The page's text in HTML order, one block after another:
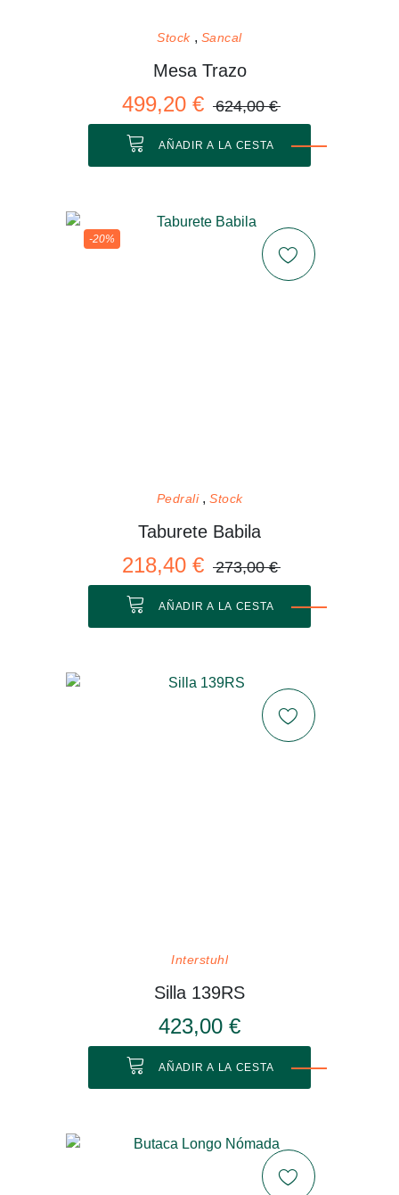
Stock Sancal
Mesa Trazo
499,20 € 624,00 €
AÑADIR A LA CESTA
-20%
Pedrali Stock
Taburete Babila
218,40 € 273,00 €
AÑADIR A LA CESTA
Interstuhl
Silla 139RS
423,00 €
AÑADIR A LA CESTA